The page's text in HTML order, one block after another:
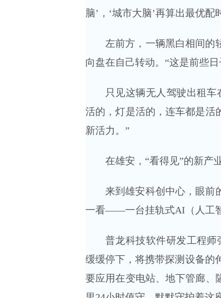
脑’，‘城市大脑’再算出最优配
左前方，一辆黑白相间的
向盘在自己转动。“这是前些
只见这辆无人驾驶出租
活的，灯是活的，连车都是
新活力。”
在雄安，“看得见”的新产
来到雄安科创中心，眼前
一看——一台挂轨式AI（人工
普龙科技软件研发工程
缓缓停下，将携带探测设备的
要应用在变电站、地下管廊、